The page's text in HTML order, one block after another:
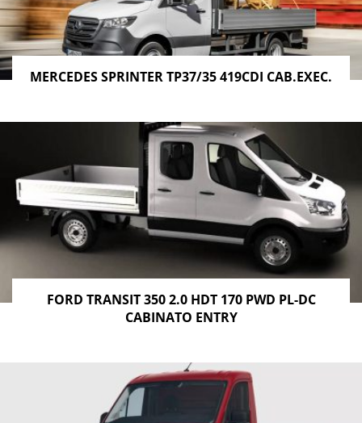
MERCEDES SPRINTER TP37/35 419CDI CAB.EXEC.
FORD TRANSIT 350 2.0 HDT 170 PWD PL-DC
CABINATO ENTRY